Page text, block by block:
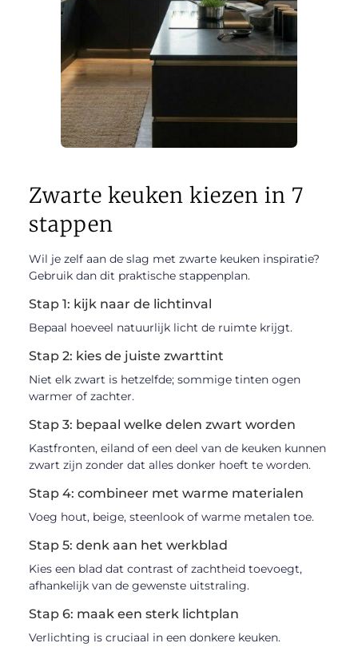
Zwarte keuken kiezen in 7
stappen
Wil je zelf aan de slag met zwarte keuken inspiratie?
Gebruik dan dit praktische stappenplan.
Stap 1: kijk naar de lichtinval
Bepaal hoeveel natuurlijk licht de ruimte krijgt.
Stap 2: kies de juiste zwarttint
Niet elk zwart is hetzelfde; sommige tinten ogen
warmer of zachter.
Stap 3: bepaal welke delen zwart worden
Kastfronten, eiland of een deel van de keuken kunnen
zwart zijn zonder dat alles donker hoeft te worden.
Stap 4: combineer met warme materialen
Voeg hout, beige, steenlook of warme metalen toe.
Stap 5: denk aan het werkblad
Kies een blad dat contrast of zachtheid toevoegt,
afhankelijk van de gewenste uitstraling.
Stap 6: maak een sterk lichtplan
Verlichting is cruciaal in een donkere keuken.